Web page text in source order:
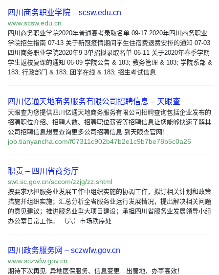
四川商务职业学院 – scsw.edu.cn
www.scsw.edu.cn
四川商务职业学院2020年普通高考录取名单 09-17 2020年四川商务职业
学院招生指南 07-13 关于新冠疫情期间学生住宿费退费安排的通知 07-03
四川商务职业学院2020年9 3单招拟录取名单 06-11 关于2020年春季学期
学生返校复课的通知 06-09 学院公告 & 183; 教务管理 & 183; 学院系部 &
183; 行政部门 & 183; 团学在线 & 183; 招生考试信息
四川亿通天地商务服务有限公司招聘信息 – 天眼查
天眼查为您提供四川亿通天地商务服务有限公司招聘查询包括企业发布的
招聘职位介绍、招聘人数、招聘职位薪资等招聘信息让您能够快速了解其
公司招聘信息想要查询更多公司招聘信息 到天眼查官网！
job.tianyancha.com/f07311c902b47b2e1c9b7be78b5c0a26
职责 – 四川省商务厅
swt.sc.gov.cn/sccom/zzjg/zz.shtml
按要求承担服务业发展工作中组织实施的协调工作，拟订相关计划和政策
措施并组织实施；汇总分析全省服务业运行发展情况，提出解决相关问题
的意见建议；推进服务业重大项目建设；承担四川省服务业发展领导小组
办公室日常工作。 （六）市场秩序处
四川政务服务网 – sczwfw.gov.cn
www.sczwfw.gov.cn
期待下次再见. 异地医保服务、信息变更…出蜀地，办事高效！